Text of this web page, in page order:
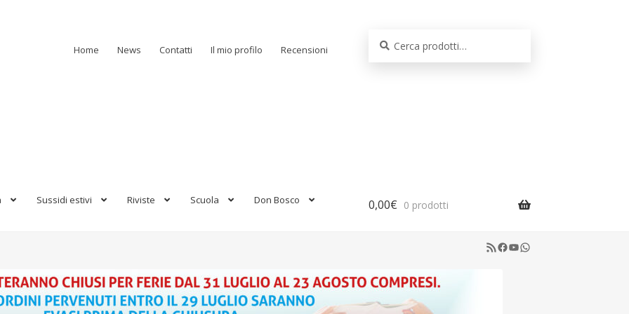
Home News Contatti Il mio profilo Recensioni
Sussidi estivi Riviste Scuola Don Bosco 0,00€ 0 prodotti
RSS Feed
Facebook
YouTube
WhatsApp